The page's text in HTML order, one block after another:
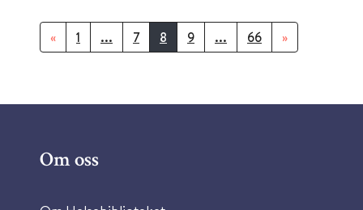
« 1 ... 7 8 9 ... 66 »
Om oss